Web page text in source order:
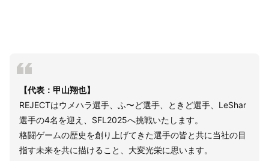
【代表：甲山翔也】
REJECTはウメハラ選手、ふ〜ど選手、ときど選手、LeShar
選手の4名を迎え、SFL2025へ挑戦いたします。
格闘ゲームの歴史を創り上げてきた選手の皆と共に当社の目
指す未来を共に描けること、大変光栄に思います。